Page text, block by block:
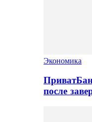
Экономика
после